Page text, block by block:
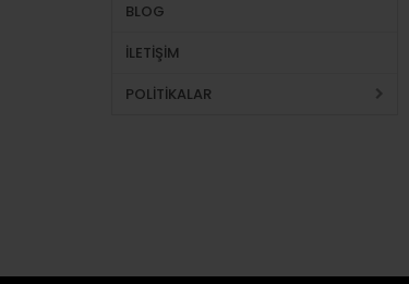
BLOG
İLETİŞİM
POLİTİKALAR